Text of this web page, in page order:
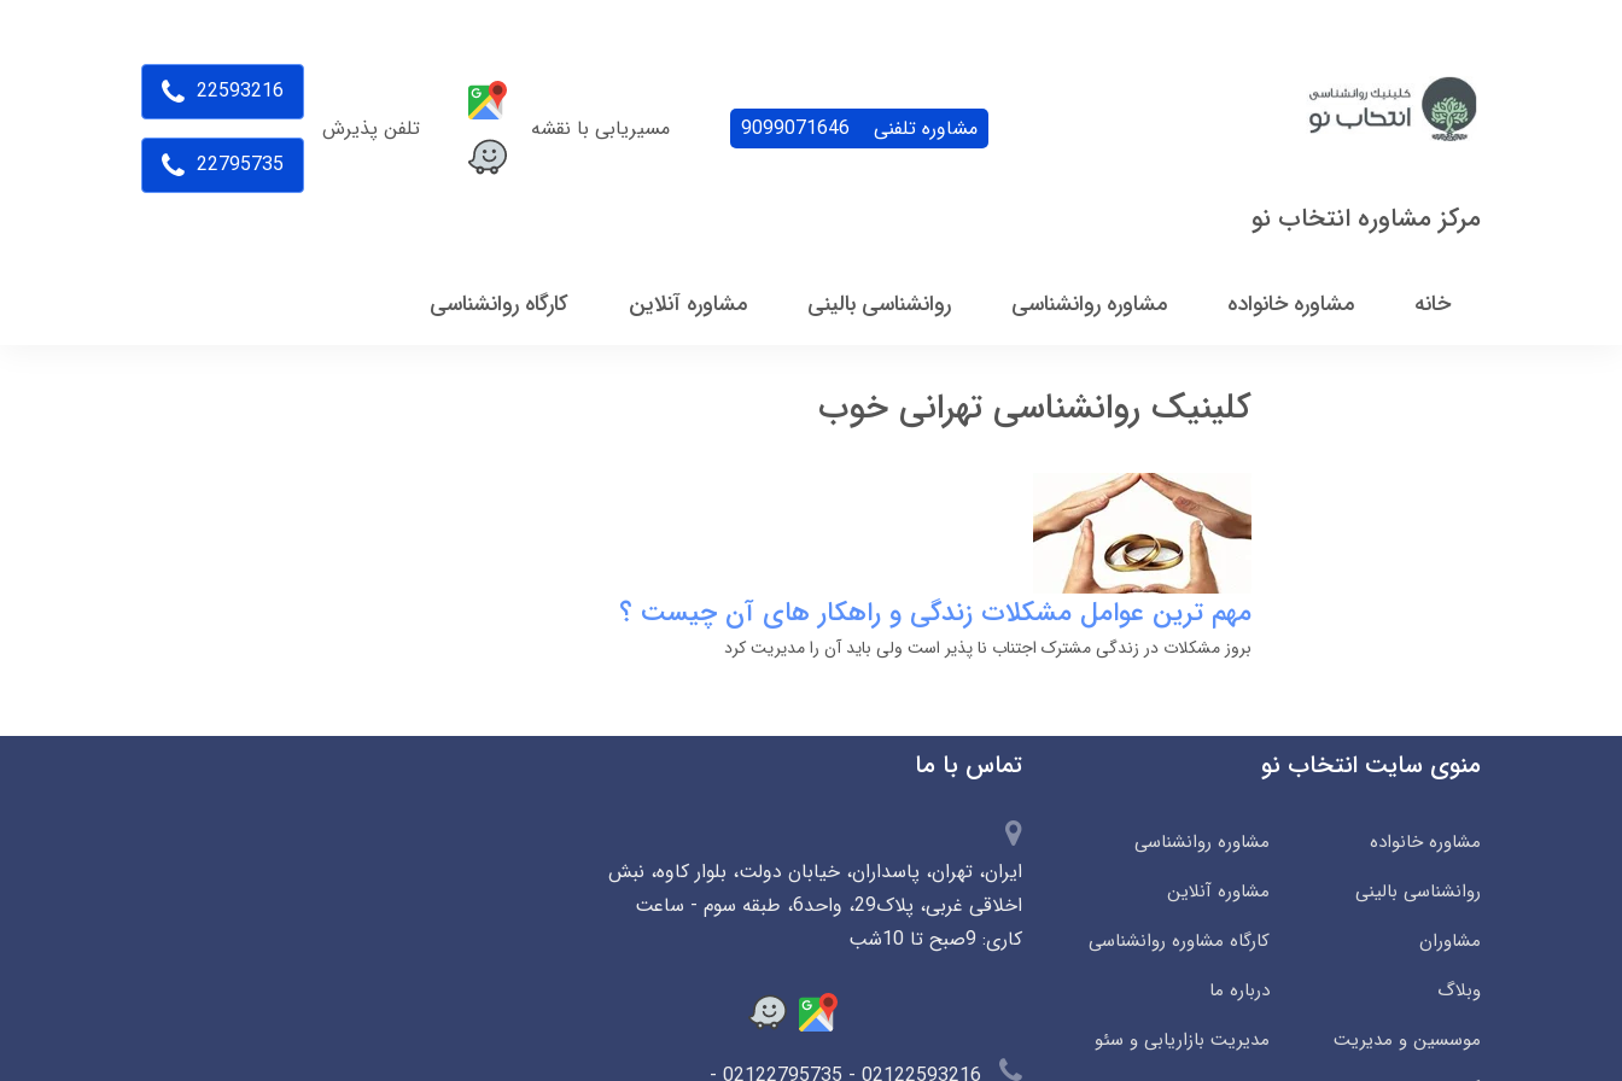
مرکز مشاوره انتخاب نو
مشاوره تلفنی 9099071646 مسیریابی با نقشه تلفن پذیرش
22593216
22795735
خانه مشاوره خانواده مشاوره روانشناسی روانشناسی بالینی مشاوره آنلاین کارگاه روانشناسی
کلینیک روانشناسی تهرانی خوب
مهم ترین عوامل مشکلات زندگی و راهکار های آن چیست ؟
بروز مشکلات در زندگی مشترک اجتناب نا پذیر است ولی باید آن را مدیریت کرد
منوی سایت انتخاب نو
مشاوره خانواده
مشاوره روانشناسی
روانشناسی بالینی
مشاوره آنلاین
مشاوران
کارگاه مشاوره روانشناسی
وبلاگ
درباره ما
موسسین و مدیریت
مدیریت بازاریابی و سئو
تماس با ما
ایران، تهران، پاسداران، خیابان دولت، بلوار کاوه، نبش
اخلاقی غربی، پلاک29، واحد6، طبقه سوم - ساعت
کاری: 9صبح تا 10شب